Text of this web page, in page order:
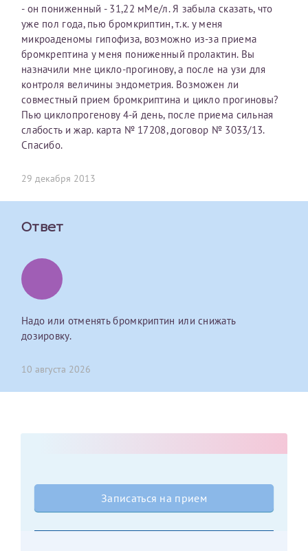
- он пониженный - 31,22 мМе/л. Я забыла сказать, что
уже пол года, пью бромкриптин, т.к. у меня
микроаденомы гипофиза, возможно из-за приема
бромкрептина у меня пониженный пролактин. Вы
назначили мне цикло-прогинову, а после на узи для
контроля величины эндометрия. Возможен ли
совместный прием бромкриптина и цикло прогиновы?
Пью циклопрогенову 4-й день, после приема сильная
слабость и жар. карта № 17208, договор № 3033/13.
Спасибо.
29 декабря 2013
Ответ
Надо или отменять бромкриптин или снижать
дозировку.
10 августа 2026
Записаться на прием
О каком враче расскажете?
Ваш отзыв
Прикрепить файлы
Принимаю условия
Электронная почта*
Номер телефона*
Номер медицинской карты МЦРМ
Или введите его имя
персональных данных
Наши специалисты готовы помочь вам, предоставив
общую информацию и рекомендации на основе
ваших вопросов. Задайте ваш вопрос,
и мы постараемся ответить на него как можно
скорее.
Я подтверждаю, что ознакомился с уведомлением,
приведённым выше.
первом заявлении. После отправки готового документа
изменения и переоформление справки на другого
налогоплательщика не выполняются. Пожалуйста,
внимательно проверяйте все данные перед отправкой
заявки.
После отправки заявки вы получите письмо на указанную
электронную почту с подтверждением «Заявка на справку
принята». Если письмо не поступит, пожалуйста, свяжитесь
с МЦРМ для уточнения информации.
Заявление
следующим пациентам:
Для предоставления в налоговые органы Российской
Федерации, выписать ее на имя:
Фамилия*